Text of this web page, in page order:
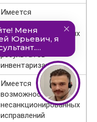
Имеется
возможность
несанкционированных
исправлений
результатов
инвентаризации
Имеется
возможность
несанкционированных
исправлений